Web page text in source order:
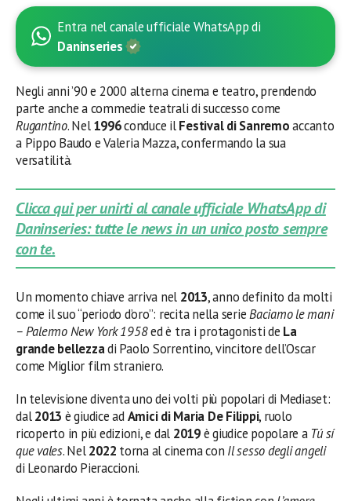
Entra nel canale ufficiale WhatsApp di
Daninseries
Negli anni ’90 e 2000 alterna cinema e teatro, prendendo
parte anche a commedie teatrali di successo come
Rugantino. Nel1996conduce ilFestival di Sanremoaccanto
a Pippo Baudo e Valeria Mazza, confermando la sua
versatilità.
Clicca qui per unirti al canale ufficiale WhatsApp di
Daninseries: tutte le news in un unico posto sempre
con te.
Un momento chiave arriva nel 2013, anno definito da molti
come il suo “periodo d’oro”: recita nella serieBaciamo le mani
– Palermo New York 1958ed è tra i protagonisti de La
grande bellezzadi Paolo Sorrentino, vincitore dell’Oscar
come Miglior film straniero.
In televisione diventa uno dei volti più popolari di Mediaset:
dal2013 è giudice adAmici di Maria De Filippi, ruolo
ricoperto in più edizioni, e dal 2019è giudice popolare a Tú sí
que vales. Nel2022 torna al cinema con Il sesso degli angeli
di Leonardo Pieraccioni.